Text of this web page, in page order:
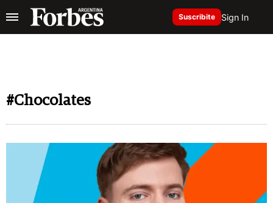
Suscribite Sign In
#Chocolates